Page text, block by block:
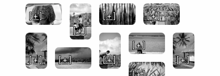
[ + ]
[ + ]
[ + ] [ + ]
[ + ] [ + ]
[ + ]
[ + ]
[ + ]